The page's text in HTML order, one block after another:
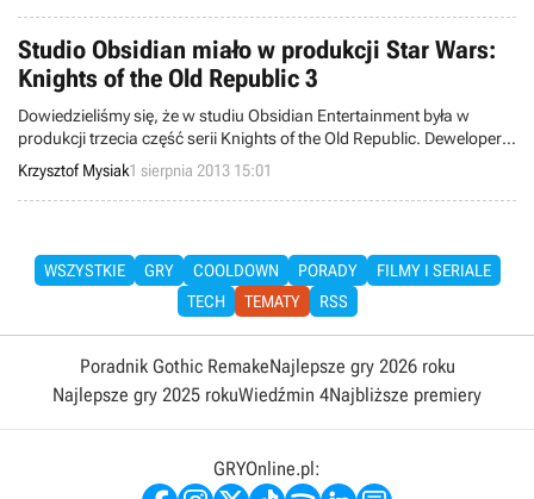
więcej o problemach, jakie Electronic Arts ma z produkcją gier ze
Star Wars w tytule.
Studio Obsidian miało w produkcji Star Wars:
Knights of the Old Republic 3
Dowiedzieliśmy się, że w studiu Obsidian Entertainment była w
produkcji trzecia część serii Knights of the Old Republic. Deweloper
podzielił się kilkoma koncepcjami, które miały zostać zrealizowane w
grze.
Krzysztof Mysiak1 sierpnia 2013 15:01
WSZYSTKIE GRY COOLDOWN PORADY
FILMY I SERIALE
TECH
TEMATY RSS
Poradnik Gothic RemakeNajlepsze gry 2026 roku
Najlepsze gry 2025 rokuWiedźmin 4Najbliższe premiery
GRYOnline.pl: